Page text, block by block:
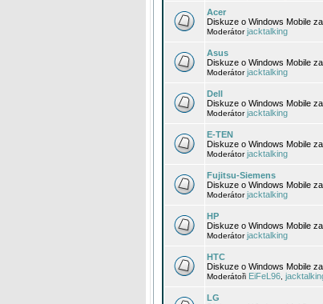
Acer
Diskuze o Windows Mobile
Moderátorjacktalking
Asus
Diskuze o Windows Mobile
Moderátorjacktalking
Dell
Diskuze o Windows Mobile
Moderátorjacktalking
E-TEN
Diskuze o Windows Mobile
Moderátorjacktalking
Fujitsu-Siemens
Diskuze o Windows Mobile
Moderátorjacktalking
HP
Diskuze o Windows Mobile
Moderátorjacktalking
HTC
Diskuze o Windows Mobile
Moderátoři EiFeL96
LG